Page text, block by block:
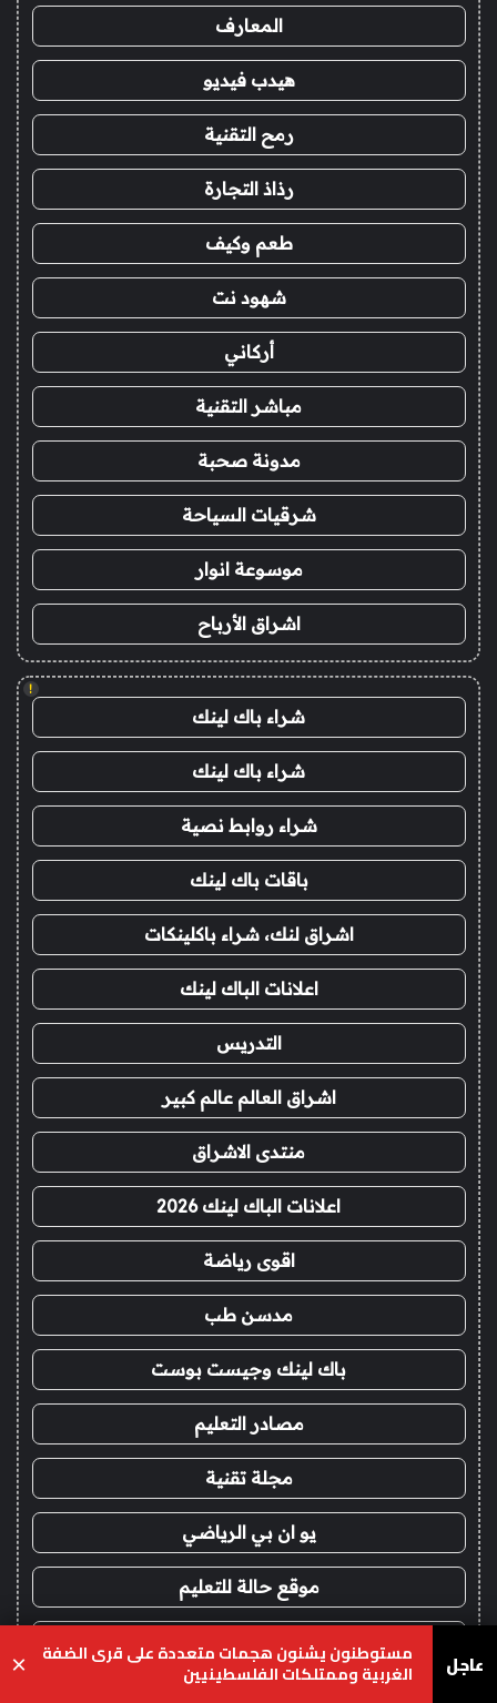
المعارف
هيدب فيديو
رمح التقنية
رذاذ التجارة
طعم وكيف
شهود نت
أركاني
مباشر التقنية
مدونة صحبة
شرقيات السياحة
موسوعة انوار
اشراق الأرباح
!
شراء باك لينك
شراء باك لينك
شراء روابط نصية
باقات باك لينك
اشراق لنك، شراء باكلينكات
اعلانات الباك لينك
التدريس
اشراق العالم عالم كبير
منتدى الاشراق
اعلانات الباك لينك 2026
اقوى رياضة
مدسن طب
باك لينك وجيست بوست
مصادر التعليم
مجلة تقنية
يو ان بي الرياضي
موقع حالة للتعليم
عاجل مستوطنون يشنون هجمات متعددة على قرى الضفة
الغربية وممتلكات الفلسطينيين ×